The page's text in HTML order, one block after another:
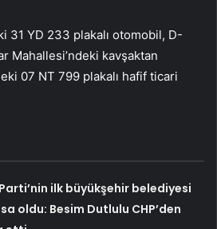
31 YD 233 plakalı otomobil, D-
Mahallesi’ndeki kavşaktan
07 NT 799 plakalı hafif ticari
ilk büyükşehir belediyesi
oldu: Besim Dutlulu CHP’den